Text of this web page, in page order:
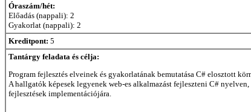
Óraszám/hét:
Előadás (nappali): 2
Gyakorlat (nappali): 2
Kreditpont: 5
Tantárgy feladata és célja:
Program fejlesztés elveinek és gyakorlatának bemutatása C# elosztott
A hallgatók képesek legyenek web-es alkalmazást fejleszteni C#
fejlesztések implementációjára.